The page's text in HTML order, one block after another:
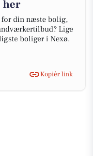
her
for din næste bolig,
Lige
boliger i Nexø.
Kopiér link